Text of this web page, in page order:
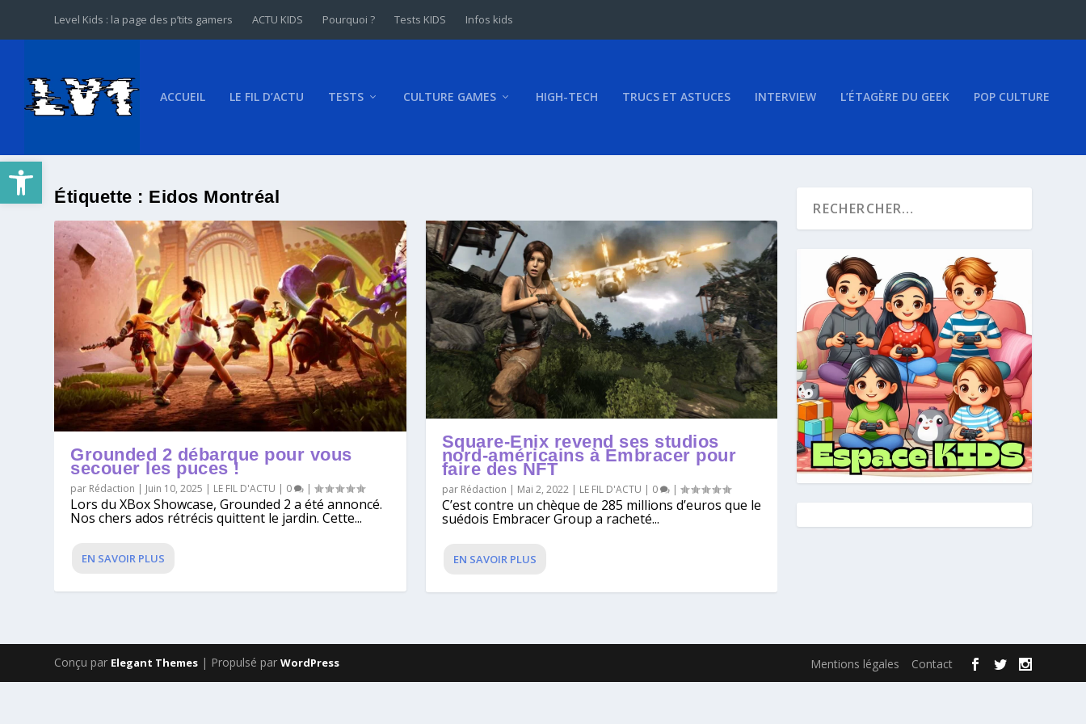
Ouvrir la barre d’outils
Level Kids : la page des p’tits gamers ACTU KIDS Pourquoi ? Tests KIDS Infos kids
ACCUEIL LE FIL D’ACTU TESTS CULTURE GAMES HIGH-TECH TRUCS ET ASTUCES INTERVIEW L’ÉTAGÈRE DU GEEK POP CULTURE
Étiquette : Eidos Montréal
Grounded 2 débarque pour vous
secouer les puces !
par Rédaction | Juin 10, 2025 | LE FIL D'ACTU | 0 |
Lors du XBox Showcase, Grounded 2 a été annoncé.
Nos chers ados rétrécis quittent le jardin. Cette...
EN SAVOIR PLUS
Square-Enix revend ses studios
nord-américains à Embracer pour
faire des NFT
par Rédaction | Mai 2, 2022| LE FIL D'ACTU | 0 |
C’est contre un chèque de 285 millions d’euros que le
suédois Embracer Group a racheté...
EN SAVOIR PLUS
Conçu par Elegant Themes | Propulsé parWordPress Mentions légales Contact